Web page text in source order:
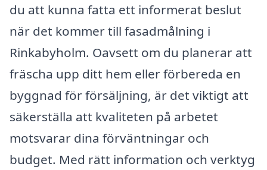
du att kunna fatta ett informerat beslut
när det kommer till fasadmålning i
Rinkabyholm. Oavsett om du planerar att
fräscha upp ditt hem eller förbereda en
byggnad för försäljning, är det viktigt att
säkerställa att kvaliteten på arbetet
motsvarar dina förväntningar och
budget. Med rätt information och verktyg